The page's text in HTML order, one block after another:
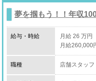
夢を掴もう！！年収
給与・時給
月給 26 万円
月給260,000
職種 店舗スタッフ